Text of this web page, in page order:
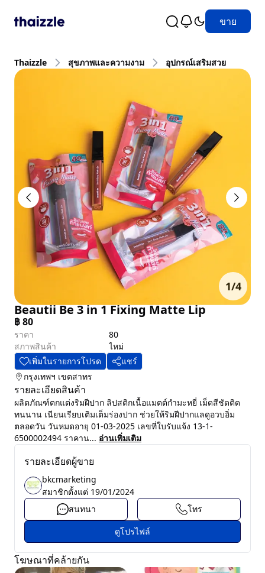
ขาย
Thaizzle สุขภาพและความงาม อุปกรณ์เสริมสวย
1/4
Beautii Be 3 in 1 Fixing Matte Lip
฿80
ราคา
80
สภาพสินค้า
ไหม่
เพิ่มในรายการโปรด
แชร์
กรุงเทพฯ เขตสาทร
รายละเอียดสินค้า
ผลิตภัณฑ์ตกแต่งริมฝีปาก ลิปสติกเนื้อแมตต์กำมะหยี่ เม็ดสีชัดติด
ทนนาน เนียนเรียบเติมเต็มร่องปาก ช่วยให้ริมฝีปากแลดูอวบอิ่ม
ตลอดวัน วันหมดอายุ 01-03-2025 เลขที่ใบรับแจ้ง 13-1-
6500002494 ราคาน... อ่านเพิ่มเติม
รายละเอียดผู้ขาย
bkcmarketing
สมาชิกตั้งแต่ 19/01/2024
สนทนา
โทร
ดูโปรไฟล์
โฆษณาที่คล้ายกัน